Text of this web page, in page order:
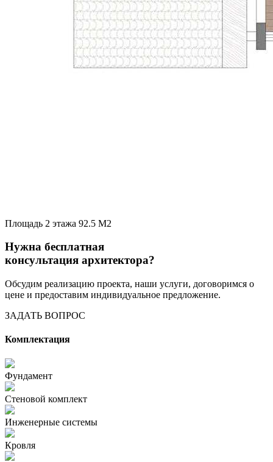
Площадь 2 этажа 92.5 М2
Нужна бесплатная
консультация архитектора?
Обсудим реализацию проекта, наши услуги, договоримся о
цене и предоставим индивидуальное предложение.
ЗАДАТЬ ВОПРОС
Комплектация
Фундамент
Стеновой комплект
Инженерные системы
Кровля